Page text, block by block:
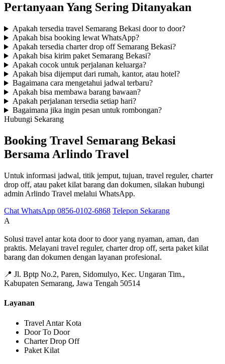
Pertanyaan Yang Sering Ditanyakan
Apakah tersedia travel Semarang Bekasi door to door?
Apakah bisa booking lewat WhatsApp?
Apakah tersedia charter drop off Semarang Bekasi?
Apakah bisa kirim paket Semarang Bekasi?
Apakah cocok untuk perjalanan keluarga?
Apakah bisa dijemput dari rumah, kantor, atau hotel?
Bagaimana cara mengetahui jadwal terbaru?
Apakah bisa membawa barang bawaan?
Apakah perjalanan tersedia setiap hari?
Bagaimana jika ingin pesan untuk rombongan?
Hubungi Sekarang
Booking Travel Semarang Bekasi
Bersama Arlindo Travel
Untuk informasi jadwal, titik jemput, tujuan, travel reguler, charter
drop off, atau paket kilat barang dan dokumen, silakan hubungi
admin Arlindo Travel melalui WhatsApp.
Chat WhatsApp 0856-0102-6868 Telepon Sekarang
A
Solusi travel antar kota door to door yang nyaman, aman, dan
praktis. Melayani travel reguler, charter drop off, serta paket kilat
barang dan dokumen dengan layanan profesional.
📍 Jl. Bptp No.2, Paren, Sidomulyo, Kec. Ungaran Tim.,
Kabupaten Semarang, Jawa Tengah 50514
Layanan
Travel Antar Kota
Door To Door
Charter Drop Off
Paket Kilat